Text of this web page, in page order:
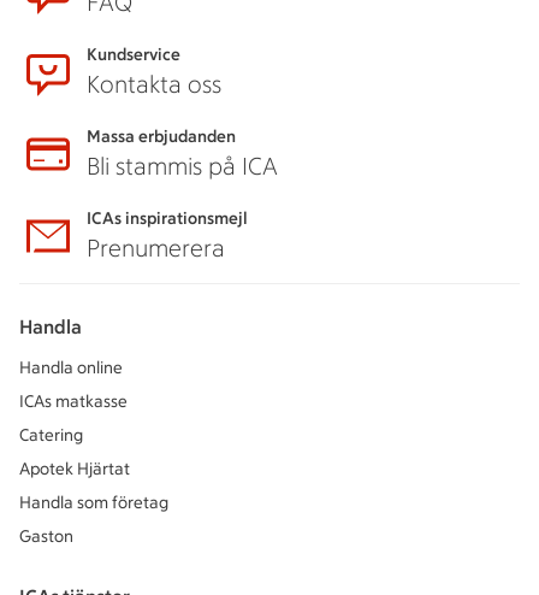
Kundservice
Kontakta oss
Massa erbjudanden
Bli stammis på ICA
ICAs inspirationsmejl
Prenumerera
Handla
Handla online
ICAs matkasse
Catering
Apotek Hjärtat
Handla som företag
Gaston